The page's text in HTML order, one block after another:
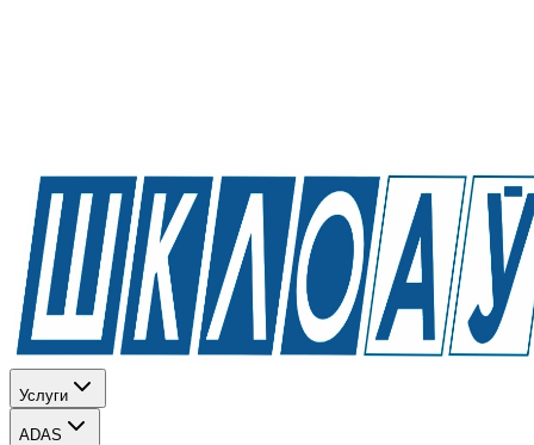
Услуги
ADAS